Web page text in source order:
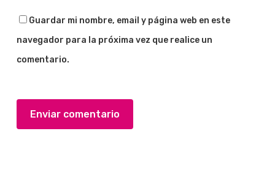
Guardar mi nombre, email y página web en este
navegador para la próxima vez que realice un
comentario.